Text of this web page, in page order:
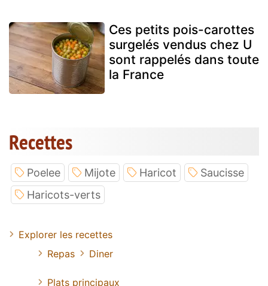
Ces petits pois-carottes
surgelés vendus chez U
sont rappelés dans toute
la France
Recettes
Poelee Mijote Haricot
Saucisse
Haricots-verts
Explorer les recettes
Repas
Diner
Plats principaux